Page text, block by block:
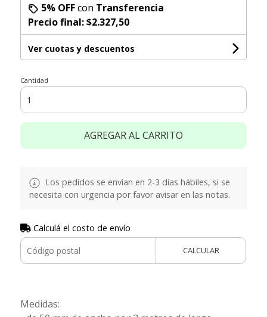
5% OFFcon Transferencia
Precio final:$2.327,50
Ver cuotas y descuentos
Cantidad
AGREGAR AL CARRITO
Los pedidos se envían en 2-3 días hábiles, si se
necesita con urgencia por favor avisar en las notas.
Calculá el costo de envío
CALCULAR
Medidas: